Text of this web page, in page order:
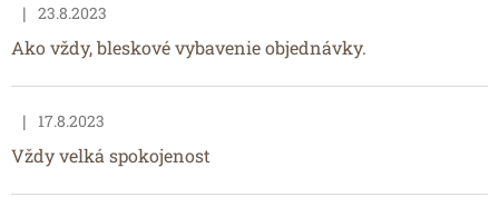
Hodnocení obchodu je 5 z 5 hvězdiček.
| 23.8.2023
Ako vždy, bleskové vybavenie objednávky.
Hodnocení obchodu je 5 z 5 hvězdiček.
| 17.8.2023
Vždy velká spokojenost